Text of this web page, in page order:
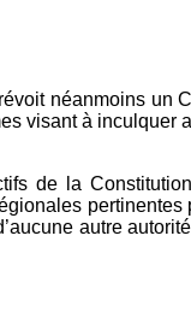
néanmoins un
visant à inculquer
de la
autre